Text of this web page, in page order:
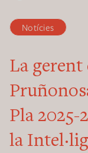
Notícies
La gerent
Pla 2025-
la